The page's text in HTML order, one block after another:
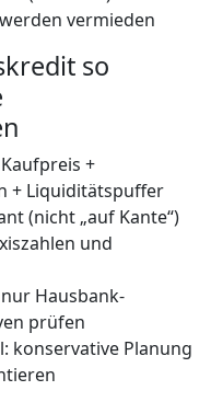
vermieden
so
+
+ Liquiditätspuffer
(nicht „auf Kante“)
und
Hausbank-
prüfen
konservative Planung